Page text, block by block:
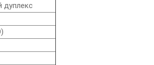
дуплекс